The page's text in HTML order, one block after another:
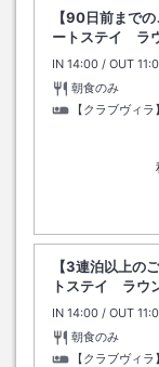
【90日前まで
ートステイ ラ
IN チェックイン
14:00 / OUT チ
朝食のみ
【クラブヴィ
【3連泊以上の
トステイ ラウ
IN チェックイン
14:00 / OUT チ
朝食のみ
【クラブヴィ